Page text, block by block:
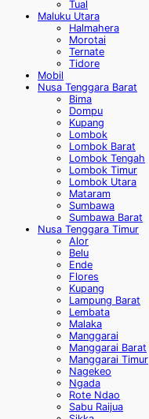
Tual
Maluku Utara
Halmahera
Morotai
Ternate
Tidore
Mobil
Nusa Tenggara Barat
Bima
Dompu
Kupang
Lombok
Lombok Barat
Lombok Tengah
Lombok Timur
Lombok Utara
Mataram
Sumbawa
Sumbawa Barat
Nusa Tenggara Timur
Alor
Belu
Ende
Flores
Kupang
Lampung Barat
Lembata
Malaka
Manggarai
Manggarai Barat
Manggarai Timur
Nagekeo
Ngada
Rote Ndao
Sabu Raijua